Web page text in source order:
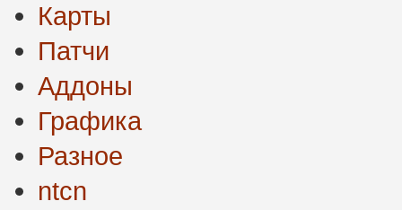
Карты
Патчи
Аддоны
Графика
Разное
ntcn